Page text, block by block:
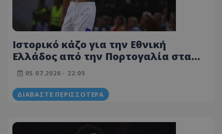
Ιστορικό κάζο για την Εθνική
Ελλάδος από την Πορτογαλία στα
Άνω Λιόσια και... έμπλεξε για τα
καλά
05.07.2026 - 22:05
ΔΙΑΒΆΣΤΕ ΠΕΡΙΣΣΌΤΕΡΑ